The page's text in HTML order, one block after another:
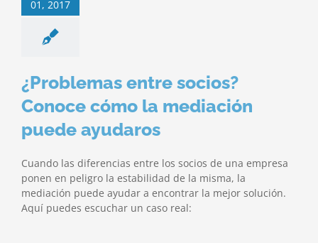
01, 2017
¿Problemas entre socios?
Conoce cómo la mediación
puede ayudaros
Cuando las diferencias entre los socios de una empresa
ponen en peligro la estabilidad de la misma, la
mediación puede ayudar a encontrar la mejor solución.
Aquí puedes escuchar un caso real: